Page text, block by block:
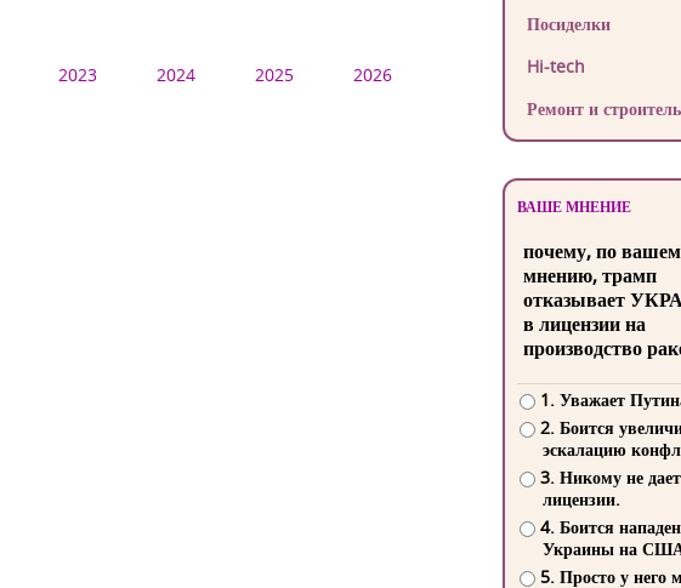
2023 2024 2025
2026
Посиделки
Hi-tech
Ремонт и
ВАШЕ МНЕНИЕ
почему, по
мнению, трамп
отказывает
в лицензии на
производство
1. Уважает
2. Боится
эскалацию
3. Никому не
лицензии.
4. Боится
Украины на
5. Просто у него